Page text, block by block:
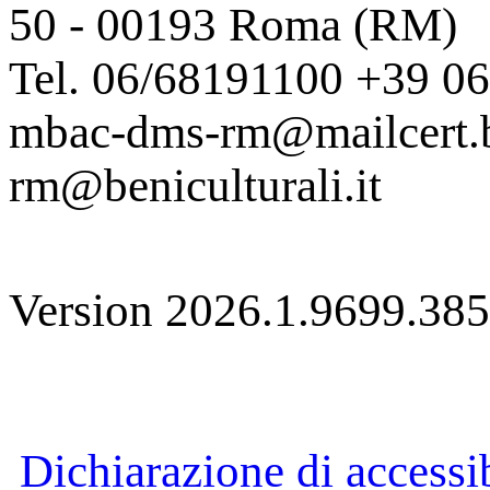
50 - 00193 Roma (RM)
Tel. 06/68191100 +39
mbac-dms-
rm@beniculturali.it
Version
Dichiarazione di